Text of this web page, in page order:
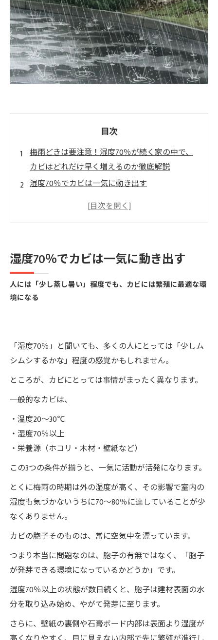
目次
梅雨どきは要注意！湿度70％が続く家の中で、
カビはどれだけ早く増えるのか徹底解説
湿度70％でカビは一気に動き出す
カビ発生までの猶予はほんのわずか
どうしてカビは繰り返し発生してしまうのか
梅雨シーズンのカビ被害を抑えるために今でき
ること
湿度70％でカビは一気に動き出す
人には「少し蒸し暑い」程度でも、カビには繁殖に最適な環
境になる
「湿度70％」と聞いても、多くの人にとっては「少しム
シムシするかな」程度の感覚かもしれません。
ところが、カビにとっては事情がまったく異なります。
一般的なカビは、
・温度20〜30℃
・湿度70％以上
・栄養源（ホコリ・木材・壁紙など）
この3つの条件が揃うと、一気に活動が活発になります。
とくに梅雨の時期は外の湿度が高く、その影響で室内の
湿度も気づかないうちに70〜80％に達していることが少
なくありません。
カビの胞子そのものは、常に空気中を漂っています。
つまり本当に問題なのは、胞子の有無ではなく、「胞子
が発芽できる環境になっているかどうか」です。
湿度70％以上の状態が数日続くと、胞子は建材表面の水
分を取り込み始め、やがて発芽に至ります。
さらに、壁紙の裏側や石膏ボード内部は表面より湿度が